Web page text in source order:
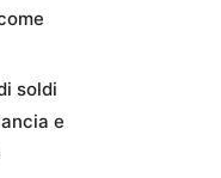
soldi
e